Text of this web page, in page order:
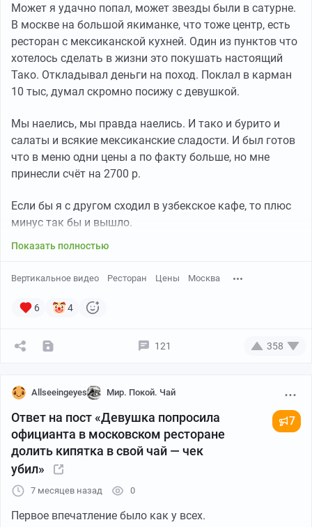
Может я удачно попал, может звезды были в сатурне.
В москве на большой якиманке, что тоже центр, есть
ресторан с мексиканской кухней. Один из пунктов что
хотелось сделать в жизни это покушать настоящий
Тако. Откладывал деньги на поход. Поклал в карман
10 тыс, думал скромно посижу с девушкой.
Мы наелись, мы правда наелись. И тако и бурито и
салаты и всякие мексиканские сладости. И был готов
что в меню одни цены а по факту больше, но мне
принесли счëт на 2700 р.
Если бы я с другом сходил в узбекское кафе, то плюс
минус так бы и вышло.
Показать полностью
Вертикальное видео Ресторан Цены Москва
6 4
121 358
Allseeingeyes Мир. Покой. Чай
Ответ на пост «Девушка попросила
официанта в московском ресторане
долить кипятка в свой чай — чек
убил»
7
7 месяцев назад 0
Первое впечатление было как у всех.